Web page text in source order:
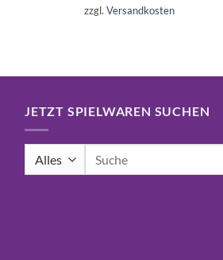
war:
ist:
zzgl. Versandkosten
JETZT SPIELWAREN SUCHEN